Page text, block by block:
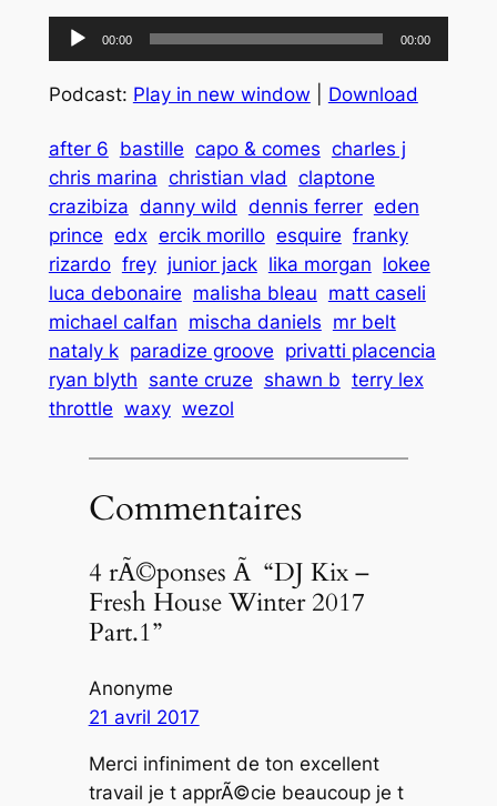
Lecteur
audio
00:00 00:00
Podcast: Play in new window Download
after 6 bastille capo & comes charles j
chris marina christian vlad claptone
crazibiza danny wild dennis ferrer eden
prince edx ercik morillo esquire franky
rizardo frey junior jack lika morgan lokee
luca debonaire malisha bleau matt caseli
michael calfan mischa daniels mr belt
nataly k paradize groove privatti placencia
ryan blyth sante cruze shawn b terry lex
throttle waxy wezol
Commentaires
4 rÃ©ponses Ã “DJ Kix –
Fresh House Winter 2017
Part.1”
Anonyme
21 avril 2017
Merci infiniment de ton excellent
travail je t apprÃ©cie beaucoup je t